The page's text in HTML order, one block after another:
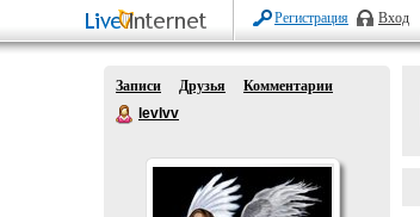
Регистрация Вход
Записи Друзья
Комментарии
levlvv